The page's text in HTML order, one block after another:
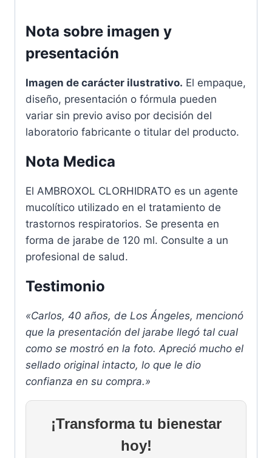
Nota sobre imagen y
presentación
Imagen de carácter ilustrativo. El empaque,
diseño, presentación o fórmula pueden
variar sin previo aviso por decisión del
laboratorio fabricante o titular del producto.
Nota Medica
El AMBROXOL CLORHIDRATO es un agente
mucolítico utilizado en el tratamiento de
trastornos respiratorios. Se presenta en
forma de jarabe de 120 ml. Consulte a un
profesional de salud.
Testimonio
«Carlos, 40 años, de Los Ángeles, mencionó
que la presentación del jarabe llegó tal cual
como se mostró en la foto. Apreció mucho el
sellado original intacto, lo que le dio
confianza en su compra.»
¡Transforma tu bienestar
hoy!